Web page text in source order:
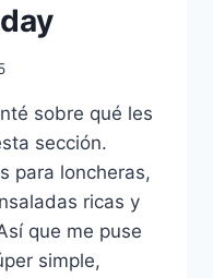
sobre qué les
sección.
para loncheras,
ricas y
que me puse
simple,